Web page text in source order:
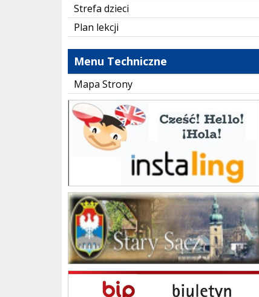
Strefa dzieci
Plan lekcji
Menu Techniczne
Mapa Strony
instaling
Gmina Stary Sącz
BIP Szkoła Podstawowa im. Jana Brzechwy w Skrudzinie